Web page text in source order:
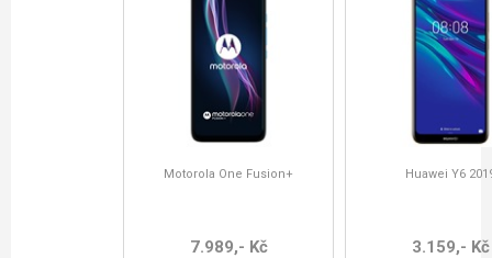
Motorola One Fusion+
7.989,- Kč
Huawei Y6
3.159,- Kč